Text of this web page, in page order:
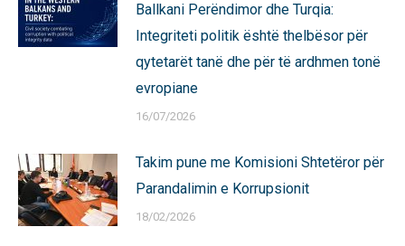
Ballkani Perëndimor dhe Turqia:
Integriteti politik është thelbësor për
qytetarët tanë dhe për të ardhmen tonë
evropiane
16/07/2026
Takim pune me Komisioni Shtetëror për
Parandalimin e Korrupsionit
18/02/2026